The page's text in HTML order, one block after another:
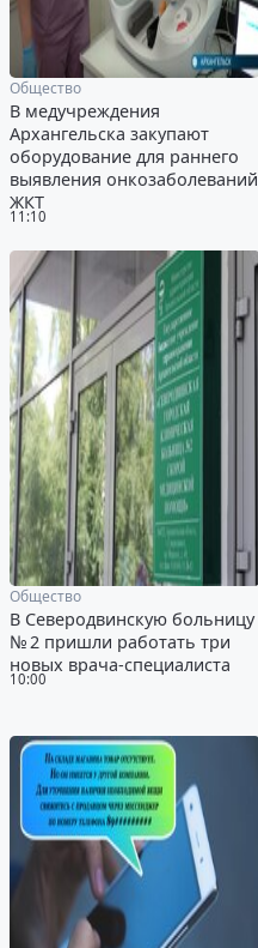
11:10
Общество
В медучреждения
Архангельска закупают
оборудование для раннего
выявления онкозаболеваний
ЖКТ
10:00
Общество
В Северодвинскую больницу
№ 2 пришли работать три
новых врача-специалиста